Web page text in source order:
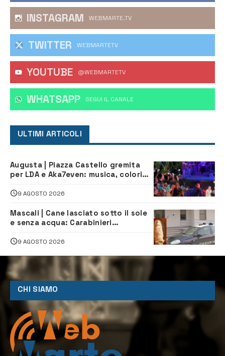
INSTAGRAM WEBMARTE.TV
TWITTER WEBMARTETV
YOUTUBE @WEBMARTETV
WHATSAPP ‎SEGUI IL CANALE
ULTIMI ARTICOLI
Augusta | Piazza Castello gremita
per LDA e Aka7even: musica, colori
9 AGOSTO 2026
Mascali | Cane lasciato sotto il sole
e senza acqua: Carabinieri
9 AGOSTO 2026
CHI SIAMO